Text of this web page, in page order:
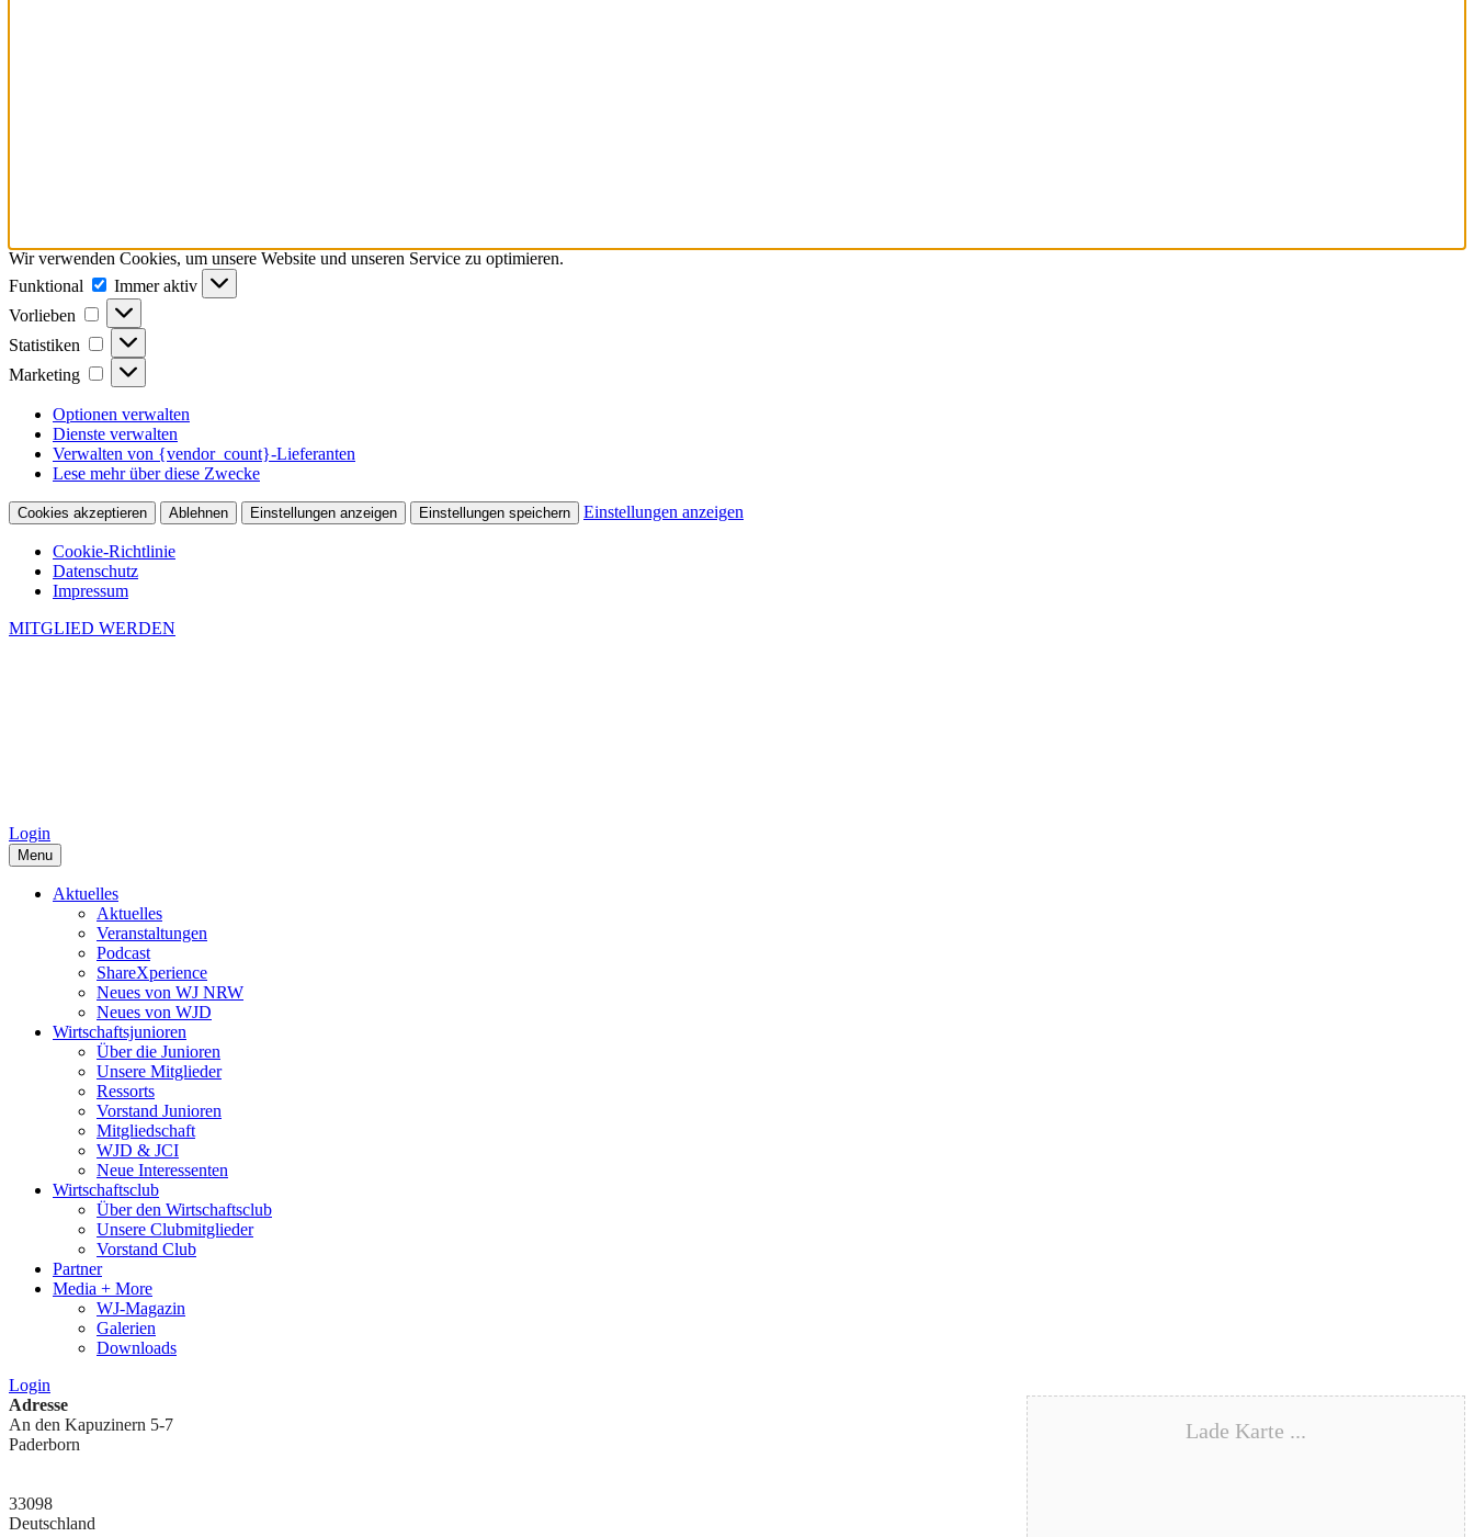
Wir verwenden Cookies, um unsere Website und unseren Service zu optimieren.
Funktional
Funktional
Immer aktiv
Vorlieben
Vorlieben
Statistiken Statistiken
Marketing Marketing
Optionen verwalten
Dienste verwalten
Verwalten von {vendor_count}-Lieferanten
Lese mehr über diese Zwecke
Cookies akzeptieren Ablehnen Einstellungen anzeigen Einstellungen speichern Einstellungen anzeigen
Cookie-Richtlinie
Datenschutz
Impressum
MITGLIED WERDEN
Login
Menu
Aktuelles
Aktuelles
Veranstaltungen
Podcast
ShareXperience
Neues von WJ NRW
Neues von WJD
Wirtschaftsjunioren
Über die Junioren
Unsere Mitglieder
Ressorts
Vorstand Junioren
Mitgliedschaft
WJD & JCI
Neue Interessenten
Wirtschaftsclub
Über den Wirtschaftsclub
Unsere Clubmitglieder
Vorstand Club
Partner
Media + More
WJ-Magazin
Galerien
Downloads
Login
Lade Karte ...
Adresse
An den Kapuzinern 5-7
Paderborn
33098
Deutschland